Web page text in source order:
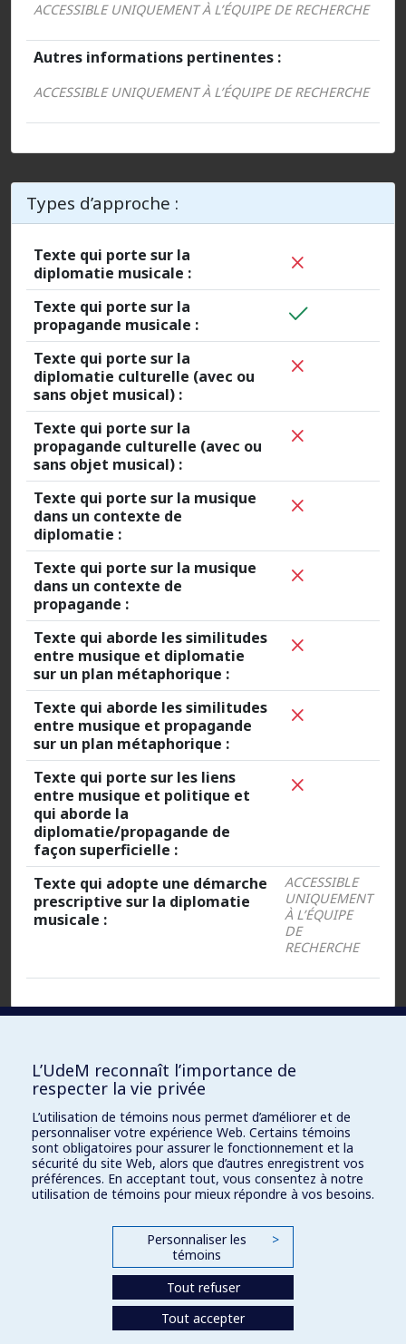
ACCESSIBLE UNIQUEMENT À L’ÉQUIPE DE RECHERCHE
Autres informations pertinentes :
ACCESSIBLE UNIQUEMENT À L’ÉQUIPE DE RECHERCHE
Types d’approche :
Texte qui porte sur la
diplomatie musicale :
Texte qui porte sur la
propagande musicale :
Texte qui porte sur la
diplomatie culturelle (avec ou
sans objet musical) :
Texte qui porte sur la
propagande culturelle (avec ou
sans objet musical) :
Texte qui porte sur la musique
dans un contexte de
diplomatie :
Texte qui porte sur la musique
dans un contexte de
propagande :
Texte qui aborde les similitudes
entre musique et diplomatie
sur un plan métaphorique :
Texte qui aborde les similitudes
entre musique et propagande
sur un plan métaphorique :
Texte qui porte sur les liens
entre musique et politique et
qui aborde la
diplomatie/propagande de
façon superficielle :
Texte qui adopte une démarche
prescriptive sur la diplomatie
musicale :
ACCESSIBLE
UNIQUEMENT
À L’ÉQUIPE
DE
RECHERCHE
Fichiers :
Document
Word :
ACCESSIBLE UNIQUEMENT À L’ÉQUIPE
DE RECHERCHE
PDF
(original) :
ACCESSIBLE UNIQUEMENT À L’ÉQUIPE
DE RECHERCHE
ACCESSIBLE UNIQUEMENT À L’ÉQUIPE
DE RECHERCHE
L’UdeM reconnaît l’importance de
respecter la vie privée
L’utilisation de témoins nous permet d’améliorer et de
personnaliser votre expérience Web. Certains témoins
sont obligatoires pour assurer le fonctionnement et la
sécurité du site Web, alors que d’autres enregistrent vos
préférences. En acceptant tout, vous consentez à notre
utilisation de témoins pour mieux répondre à vos besoins.
Personnaliser les
témoins
>
Tout refuser
Tout accepter